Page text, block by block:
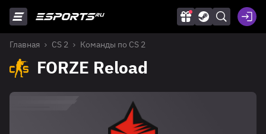
Главная CS 2 Команды по CS 2
FORZE Reload